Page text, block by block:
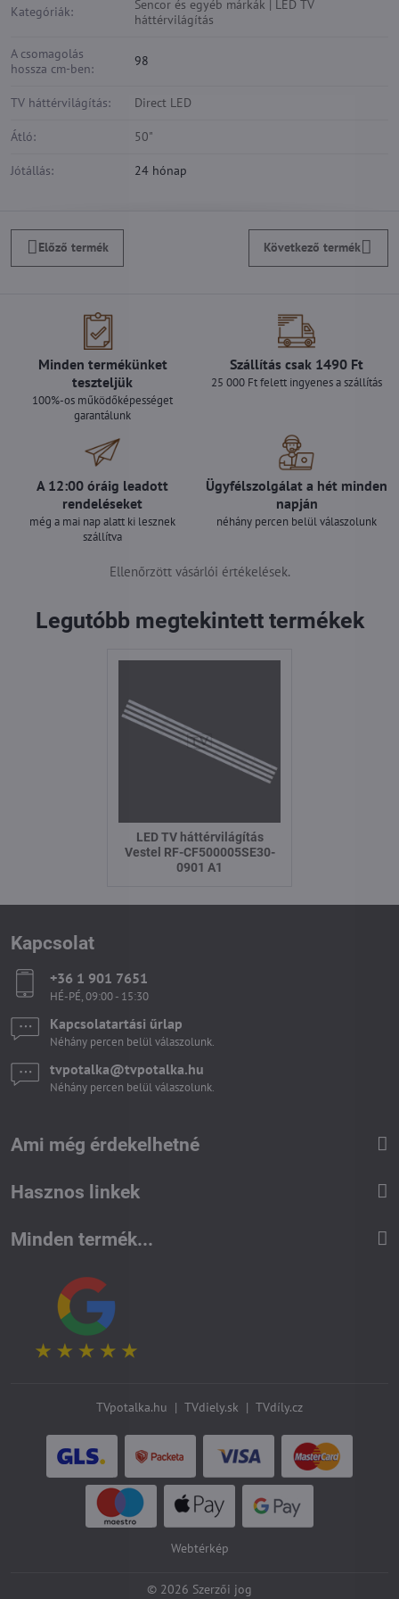
Kategóriák:
Sencor és egyéb márkák | LED TV
háttérvilágítás
A csomagolás
hossza cm-ben:
98
TV háttérvilágítás: Direct LED
Átló: 50"
Jótállás: 24 hónap
Előző termék Következő termék
Minden termékünket
teszteljük
100%-os működőképességet
garantálunk
Szállítás csak 1490 Ft
25 000 Ft felett ingyenes a szállítás
A 12:00 óráig leadott
rendeléseket
még a mai nap alatt ki lesznek
szállítva
Ügyfélszolgálat a hét minden
napján
néhány percen belül válaszolunk
Ellenőrzött vásárlói értékelések.
Legutóbb megtekintett termékek
LED TV háttérvilágítás
Vestel RF-CF500005SE30-
0901 A1
Kapcsolat
+36 1 901 7651
HÉ-PÉ, 09:00 - 15:30
Kapcsolatartási űrlap
Néhány percen belül válaszolunk.
tvpotalka​@tvpotalka​.hu
Néhány percen belül válaszolunk.
Ami még érdekelhetné
Hasznos linkek
Minden termék...
TVpotalka.hu | TVdiely.sk | TVdíly.cz
Webtérkép
© 2026 Szerzői jog